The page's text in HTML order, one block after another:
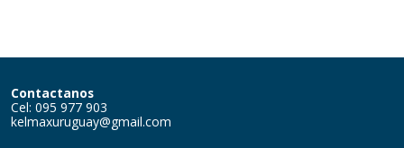
Contactanos
Cel: 095 977 903
kelmaxuruguay@gmail.com